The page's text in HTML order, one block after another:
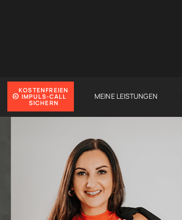
KOSTENFREIEN
IMPULS-CALL
SICHERN
MEINE LEISTUNGEN